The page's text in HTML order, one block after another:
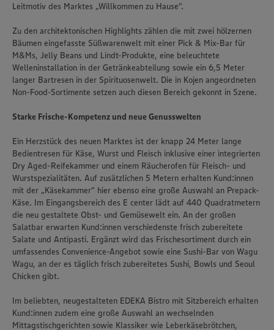
Leitmotiv des Marktes „Willkommen zu Hause“.
Zu den architektonischen Highlights zählen die mit zwei hölzernen
Bäumen eingefasste Süßwarenwelt mit einer Pick & Mix-Bar für
M&Ms, Jelly Beans und Lindt-Produkte, eine beleuchtete
Welleninstallation in der Getränkeabteilung sowie ein 6,5 Meter
langer Bartresen in der Spirituosenwelt. Die in Kojen angeordneten
Non-Food-Sortimente setzen auch diesen Bereich gekonnt in Szene.
Starke Frische-Kompetenz und neue Genusswelten
Ein Herzstück des neuen Marktes ist der knapp 24 Meter lange
Bedientresen für Käse, Wurst und Fleisch inklusive einer integrierten
Dry Aged-Reifekammer und einem Räucherofen für Fleisch- und
Wurstspezialitäten. Auf zusätzlichen 5 Metern erhalten Kund:innen
mit der „Käsekammer“ hier ebenso eine große Auswahl an Prepack-
Käse. Im Eingangsbereich des E center lädt auf 440 Quadratmetern
die neu gestaltete Obst- und Gemüsewelt ein. An der großen
Salatbar erwarten Kund:innen verschiedenste frisch zubereitete
Salate und Antipasti. Ergänzt wird das Frischesortiment durch ein
umfassendes Convenience-Angebot sowie eine Sushi-Bar von Wagu
Wagu, an der es täglich frisch zubereitetes Sushi, Bowls und Seoul
Chicken gibt.
Im beliebten, neugestalteten EDEKA Bistro mit Sitzbereich erhalten
Kund:innen zudem eine große Auswahl an wechselnden
Mittagstischgerichten sowie Klassiker wie Leberkäsebrötchen,